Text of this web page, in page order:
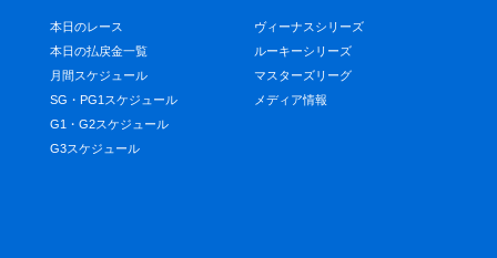
本日のレース
本日の払戻金一覧
月間スケジュール
SG・PG1スケジュール
G1・G2スケジュール
G3スケジュール
ヴィーナスシリーズ
ルーキーシリーズ
マスターズリーグ
メディア情報